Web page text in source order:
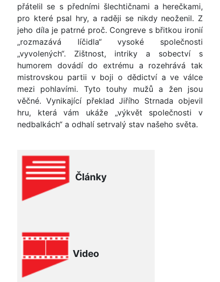
přátelil se s předními šlechtičnami a herečkami,
pro které psal hry, a raději se nikdy neoženil. Z
jeho díla je patrné proč. Congreve s břitkou ironií
„rozmazává líčidla“ vysoké společnosti
„vyvolených“. Zištnost, intriky a sobectví s
humorem dovádí do extrému a rozehrává tak
mistrovskou partii v boji o dědictví a ve válce
mezi pohlavími. Tyto touhy mužů a žen jsou
věčné. Vynikající překlad Jiřího Strnada objevil
hru, která vám ukáže „výkvět společnosti v
nedbalkách“ a odhalí setrvalý stav našeho světa.
Články
Video